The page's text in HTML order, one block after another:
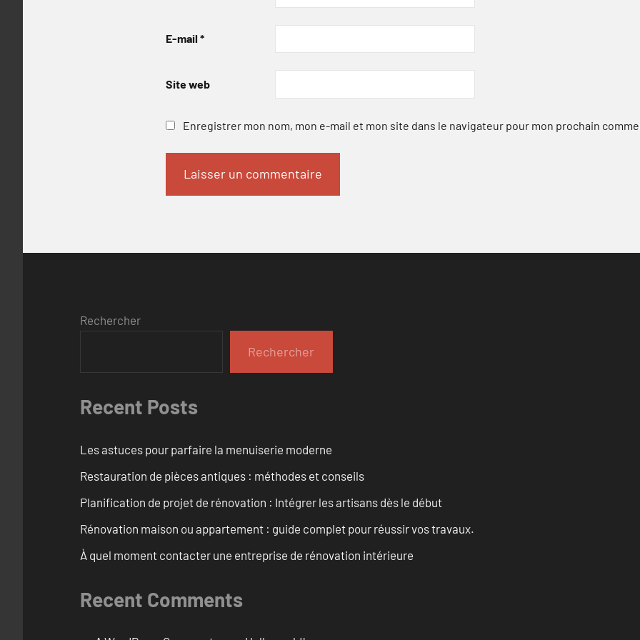
E-mail *
Site web
Enregistrer mon nom, mon e-mail et mon site dans le navigateur pour mon prochain
Rechercher
Rechercher
Recent Posts
Les astuces pour parfaire la menuiserie moderne
Restauration de pièces antiques : méthodes et conseils
Planification de projet de rénovation : Intégrer les artisans dès le début
Rénovation maison ou appartement : guide complet pour réussir vos travaux.
À quel moment contacter une entreprise de rénovation intérieure
Recent Comments